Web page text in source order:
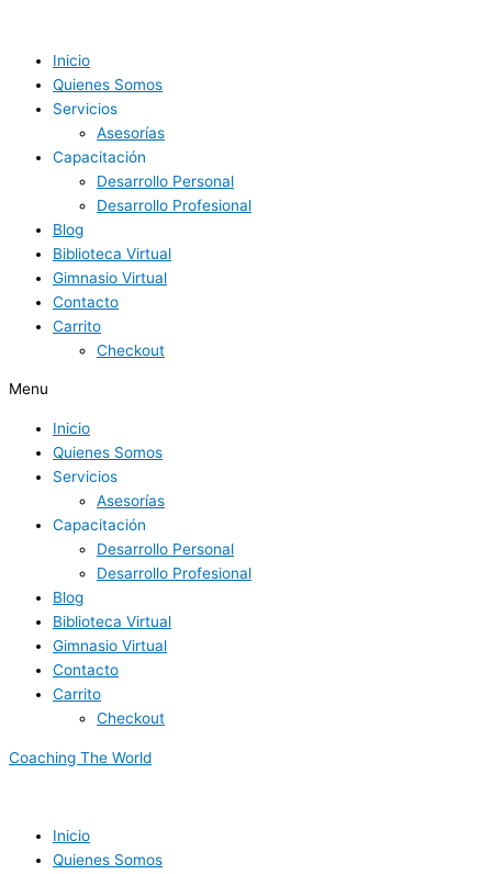
contenido
Inicio
Quienes Somos
Servicios
Asesorías
Capacitación
Desarrollo Personal
Desarrollo Profesional
Blog
Biblioteca Virtual
Gimnasio Virtual
Contacto
Carrito
Checkout
Menu
Inicio
Quienes Somos
Servicios
Asesorías
Capacitación
Desarrollo Personal
Desarrollo Profesional
Blog
Biblioteca Virtual
Gimnasio Virtual
Contacto
Carrito
Checkout
Coaching The World
Inicio
Quienes Somos
línea:
oportunidad
entrenadores
deportivos.
deporte
más
habilidades
claves
para
enseñanza
enriquecedora.